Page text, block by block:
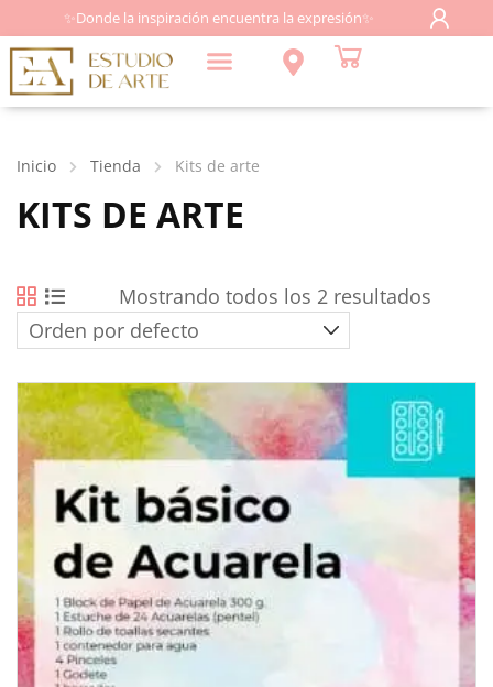
✨Donde la inspiración encuentra la expresión✨
Inicio Tienda Kits de arte
KITS DE ARTE
Mostrando todos los 2 resultados